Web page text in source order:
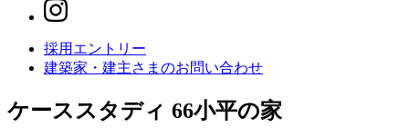
採用エントリー
建築家・建主さまのお問い合わせ
ケーススタディ 66小平の家